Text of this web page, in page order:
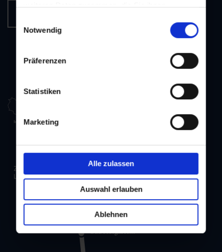
weiteren Daten zusammen, die Sie ihnen
Nutzung der Dienste gesammelt haben.
Notwendig
Präferenzen
Statistiken
Marketing
Alle zulassen
Auswahl erlauben
Ablehnen